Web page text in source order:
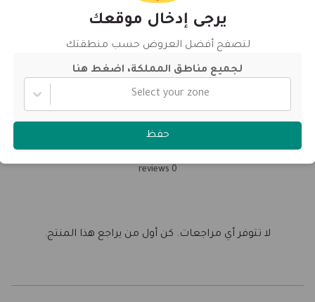
0
0 reviews
الرجاء تسجيل الدخول للتصنيف والمراجعة.
لا تتوفر أي مراجعات. كن أول من يراجع هذا المنتج.
يرجى إدخال موقعك
لتصفح أفضل العروض حسب منطقتك
لجميع مناطق المملكة، اضغط هنا
Select your zone
حفظ